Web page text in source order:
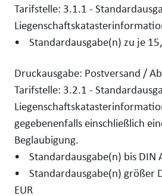
Tarifstelle: 3.1.1 -
• Standardausgabe(n) zu je
Druckausgabe: Postversand /
Tarifstelle: 3.2.1 -
gegebenenfalls einschließlich
Beglaubigung.
• Standardausgabe(n) bis DIN
• Standardausgabe(n) größer
EUR